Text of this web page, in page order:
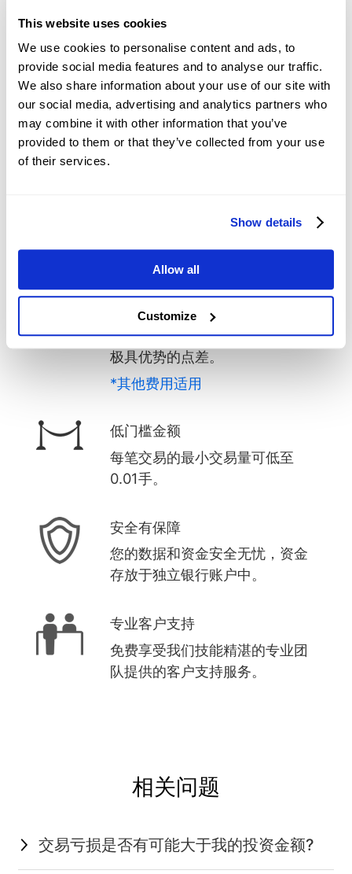
This website uses cookies
We use cookies to personalise content and ads, to
provide social media features and to analyse our traffic.
We also share information about your use of our site with
our social media, advertising and analytics partners who
may combine it with other information that you’ve
provided to them or that they’ve collected from your use
of their services.
Show details
Allow all
Customize
选择Mitrade
探索我们的交易平台，提供先进
低交易成本
享受零佣金*交易、低隔夜费用和
极具优势的点差。
*其他费用适用
低门槛金额
每笔交易的最小交易量可低至
0.01手。
安全有保障
您的数据和资金安全无忧，资金
存放于独立银行账户中。
专业客户支持
免费享受我们技能精湛的专业团
队提供的客户支持服务。
相关问题
交易亏损是否有可能大于我的投资金额?